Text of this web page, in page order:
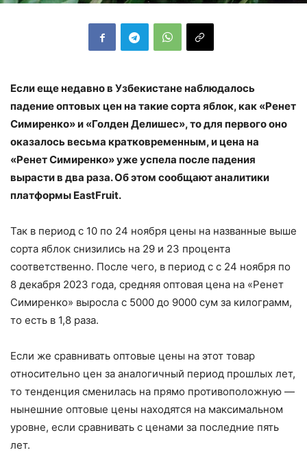
Если еще недавно в Узбекистане наблюдалось
падение оптовых цен на такие сорта яблок, как «Ренет
Симиренко» и «Голден Делишес», то для первого оно
оказалось весьма кратковременным, и цена на
«Ренет Симиренко» уже успела после падения
вырасти в два раза. Об этом сообщают аналитики
платформы EastFruit.
Так в период с 10 по 24 ноября цены на названные выше
сорта яблок снизились на 29 и 23 процента
соответственно. После чего, в период с с 24 ноября по
8 декабря 2023 года, средняя оптовая цена на «Ренет
Симиренко» выросла с 5000 до 9000 сум за килограмм,
то есть в 1,8 раза.
Если же сравнивать оптовые цены на этот товар
относительно цен за аналогичный период прошлых лет,
то тенденция сменилась на прямо противоположную —
нынешние оптовые цены находятся на максимальном
уровне, если сравнивать с ценами за последние пять
лет.